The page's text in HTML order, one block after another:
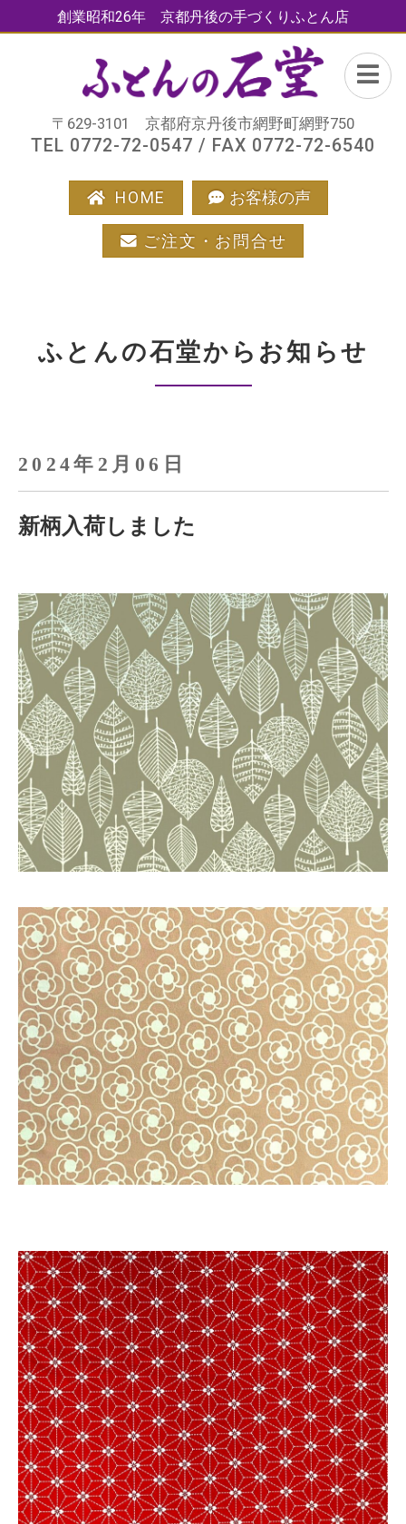
創業昭和26年 京都丹後の手づくりふとん店
〒629-3101 京都府京丹後市網野町網野750
TEL 0772-72-0547 / FAX 0772-72-6540
HOME お客様の声
ご注文・お問合せ
ふとんの石堂からお知らせ
2024年2月06日
新柄入荷しました